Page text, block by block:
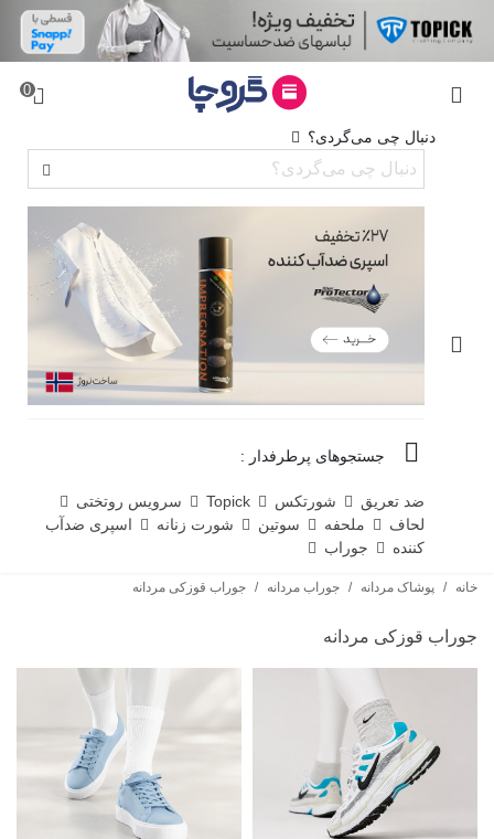
0
دنبال چی می‌گردی؟
جستجوهای پرطرفدار :
ضد تعریق شورتکس Topick
سرویس روتختی
لحاف
ملحفه سوتین شورت زنانه
اسپری ضدآب
کننده
جوراب
خانه / پوشاک مردانه / جوراب مردانه / جوراب قوزکی مردانه
جوراب قوزکی مردانه